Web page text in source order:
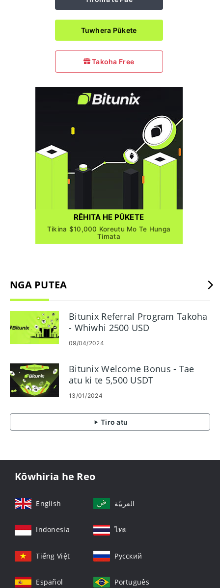
Tuwhera Pūkete
Takoha Free
RĒHITA HE PŪKETE
Tikina $10,000 Koreutu Mo Te Hunga
Timata
NGA PUTEA
Bitunix Referral Program Takoha
- Whiwhi 2500 USD
09/04/2024
Bitunix Welcome Bonus - Tae
atu ki te 5,500 USDT
13/01/2024
Tiro atu
Kōwhiria he Reo
English العربيّة
Indonesia ไทย
Tiếng Việt Русский
Español Português